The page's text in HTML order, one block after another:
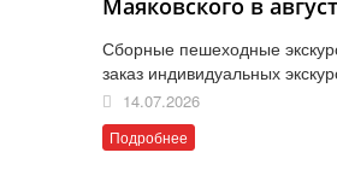
Маяковского в
Сборные пешеходные
заказ индивидуальных
14.07.2026
Подробнее